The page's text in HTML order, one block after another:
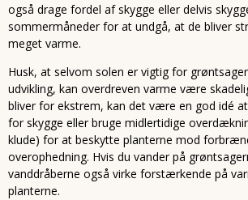
også drage fordel af skygge eller delvis
sommermåneder for at undgå, at de bliver
meget varme.
Husk, at selvom solen er vigtig for
udvikling, kan overdreven varme være
bliver for ekstrem, kan det være en god idé
for skygge eller bruge midlertidige
klude) for at beskytte planterne mod
overophedning. Hvis du vander på
vanddråberne også virke forstærkende på
planterne.